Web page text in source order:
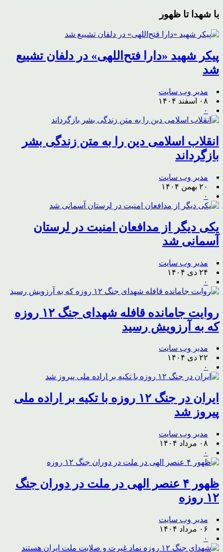
با شهدا تا ظهور
پیکر شهید «دارا فتح‌اللهی» در دلفان تشییع
شد
مدیر وب سایت
۰۸ اسفند ۱۴۰۴
۰
انقلاب اسلامی دین را به متن زندگی بشر
بازگرداند
مدیر وب سایت
۲۰ بهمن ۱۴۰۴
۰
یکی دیگر از مدافعان امنیت در لرستان
آسمانی شد
مدیر وب سایت
۲۴ دی ۱۴۰۴
۰
روایت جامانده قافله شهدای جنگ ۱۲ روزه
که به آرزویش رسید
مدیر وب سایت
۲۲ دی ۱۴۰۴
۰
ایران در جنگ ۱۲ روزه با تکیه بر اراده ملی
پیروز شد
مدیر وب سایت
۰۸ مرداد ۱۴۰۴
۰
ظهور ۴ عنصر الهی در ملت در دوران جنگ
۱۲ روزه
مدیر وب سایت
۰۶ مرداد ۱۴۰۴
۰